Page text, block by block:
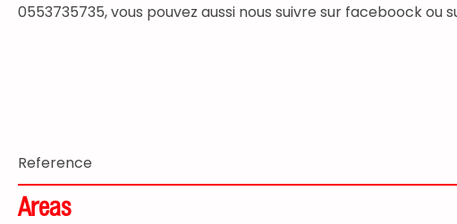
0553735735, vous pouvez aussi nous suivre sur faceboock
Reference
Areas